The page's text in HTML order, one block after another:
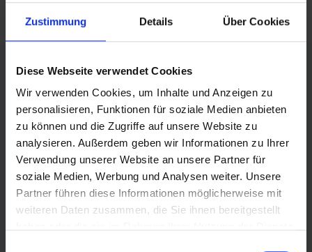
Zustimmung Details Über Cookies
Diese Webseite verwendet Cookies
Wir verwenden Cookies, um Inhalte und Anzeigen zu
personalisieren, Funktionen für soziale Medien anbieten
zu können und die Zugriffe auf unsere Website zu
analysieren. Außerdem geben wir Informationen zu Ihrer
Verwendung unserer Website an unsere Partner für
soziale Medien, Werbung und Analysen weiter. Unsere
Partner führen diese Informationen möglicherweise mit
weiteren Daten zusammen, die Sie ihnen bereitgestellt
RSS FEED